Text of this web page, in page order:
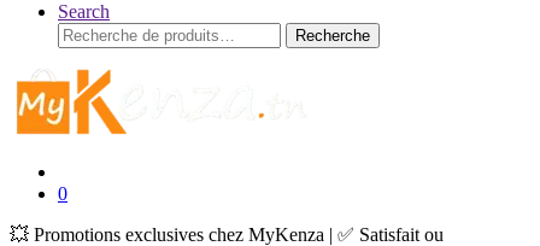
Search
Recherche
pour :
Recherche
0
💥 Promotions exclusives chez MyKenza | ✅ Satisfait ou